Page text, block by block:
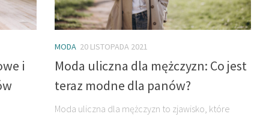
i
MODA 20 LISTOPADA 2021
Moda uliczna dla mężczyzn: Co jest
teraz modne dla panów?
Moda uliczna dla mężczyzn to zjawisko, które